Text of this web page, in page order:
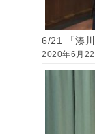
6/21 「湊
2020年6月22